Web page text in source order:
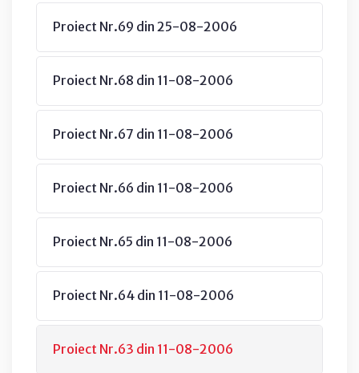
Proiect Nr.69 din 25-08-2006
Proiect Nr.68 din 11-08-2006
Proiect Nr.67 din 11-08-2006
Proiect Nr.66 din 11-08-2006
Proiect Nr.65 din 11-08-2006
Proiect Nr.64 din 11-08-2006
Proiect Nr.63 din 11-08-2006